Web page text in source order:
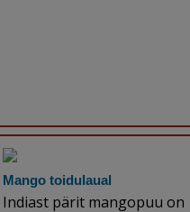
Mango toidulaual
Indiast pärit mangopuu on